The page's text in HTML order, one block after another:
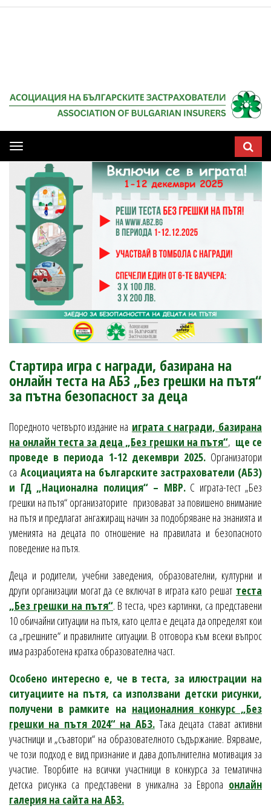
Мобилна
навигация
Стартира игра с награди, базирана на
онлайн теста на АБЗ „Без грешки на пътя“
за пътна безопасност за деца
Поредното четвърто издание на играта с награди, базирана
на онлайн теста за деца „Без грешки на пътя“, ще се
проведе в периода 1-12 декември 2025. Организатори
са Асоциацията на българските застрахователи (АБЗ)
и ГД „Национална полиция“ – МВР.С играта-тест „Без
грешки на пътя“ организаторите призовават за повишено внимание
на пътя и предлагат ангажиращ начин за подобряване на знанията и
уменията на децата по отношение на правилата и безопасното
поведение на пътя.
Деца и родители, учебни заведения, образователни, културни и
други организации могат да се включат в играта като решат теста
„Без грешки на пътя“. В теста, чрез картинки, са представени
10 обичайни ситуации на пътя, като целта е децата да определят кои
са „грешните“ и правилните ситуации. В отговора към всеки въпрос
има разработена кратка образователна част.
Особено интересно е, че в теста, за илюстрации на
ситуациите на пътя, са използвани детски рисунки,
получени в рамките на националния конкурс „Без
грешки на пътя 2024“ на АБЗ. Така децата стават активни
участници и „съавтори“ на образователното съдържание. Вярваме,
че този подход е вид признание и дава допълнителна мотивация за
участие. Творбите на всички участници в конкурса за тематична
детска рисунка са представени в уникална за Европа онлайн
галерия на сайта на АБЗ.